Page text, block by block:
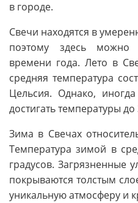
в городе.
Свечи находятся в
поэтому здесь можно
времени года. Лето в
средняя температура
Цельсия. Однако,
достигать температуры до
Зима в Свечах
Температура зимой в
градусов. Загрязненные
покрываются толстым
уникальную атмосферу и